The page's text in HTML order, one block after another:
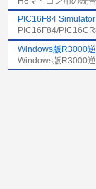
PIC16F84 Simulator
PIC16F84/
Windows版R3000
Windows版R3000